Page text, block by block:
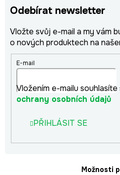
Odebírat newsletter
Vložte svůj e-mail a my vám
o nových produktech na
E-mail
Vložením e-mailu souhlasíte
ochrany osobních údajů
PŘIHLÁSIT SE
Možnosti